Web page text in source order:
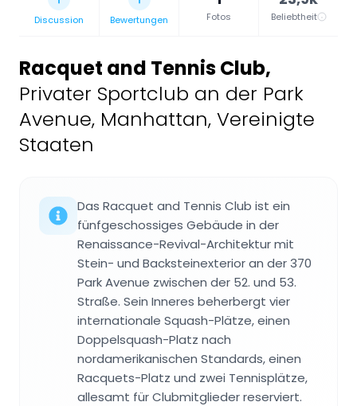
Discussion Bewertungen Fotos Beliebtheit
Racquet and Tennis Club,
Privater Sportclub an der Park
Avenue, Manhattan, Vereinigte
Staaten
Das Racquet and Tennis Club ist ein
fünfgeschossiges Gebäude in der
Renaissance-Revival-Architektur mit
Stein- und Backsteinexterior an der 370
Park Avenue zwischen der 52. und 53.
Straße. Sein Inneres beherbergt vier
internationale Squash-Plätze, einen
Doppelsquash-Platz nach
nordamerikanischen Standards, einen
Racquets-Platz und zwei Tennisplätze,
allesamt für Clubmitglieder reserviert.